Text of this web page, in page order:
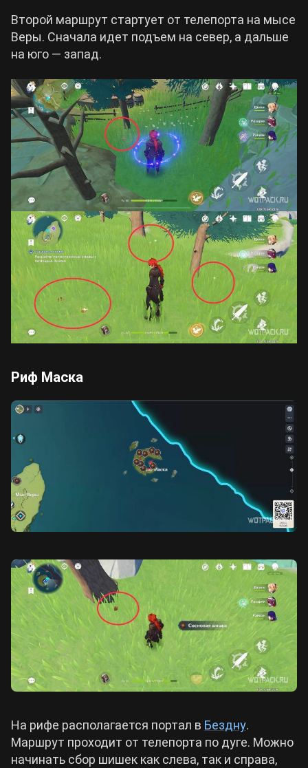
Второй маршрут стартует от телепорта на мысе
Веры. Сначала идет подъем на север, а дальше
на юго — запад.
Риф Маска
На рифе располагается портал в Бездну.
Маршрут проходит от телепорта по дуге. Можно
начинать сбор шишек как слева, так и справа,